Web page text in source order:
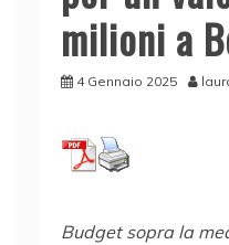
milioni a
4 Gennaio 2025
Budget sopra la